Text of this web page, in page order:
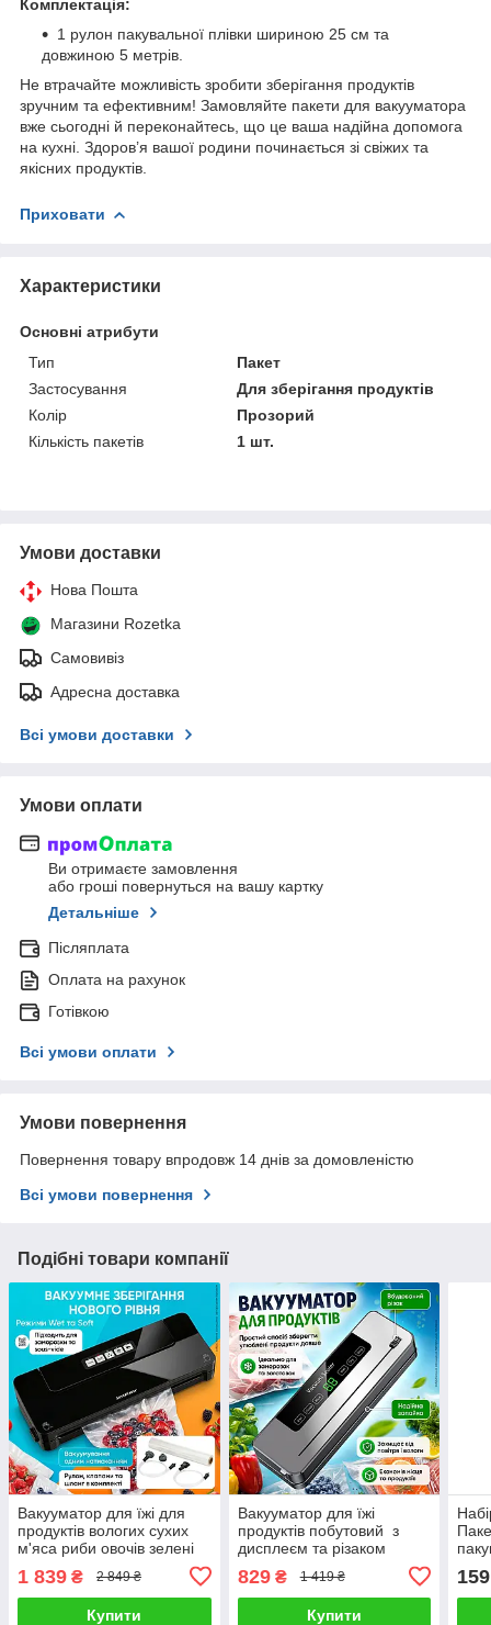
Комплектація:
1 рулон пакувальної плівки шириною 25 см та
довжиною 5 метрів.
Не втрачайте можливість зробити зберігання продуктів
зручним та ефективним! Замовляйте пакети для вакууматора
вже сьогодні й переконайтесь, що це ваша надійна допомога
на кухні. Здоров’я вашої родини починається зі свіжих та
якісних продуктів.
Приховати
Характеристики
Основні атрибути
Тип
Пакет
Застосування
Для зберігання продуктів
Колір
Прозорий
Кількість пакетів
1 шт.
Умови доставки
Нова Пошта
Магазини Rozetka
Самовивіз
Адресна доставка
Всі умови доставки
Умови оплати
Ви отримаєте замовлення
або гроші повернуться на вашу картку
Детальніше
Післяплата
Оплата на рахунок
Готівкою
Всі умови оплати
Умови повернення
Повернення товару впродовж 14 днів за домовленістю
Всі умови повернення
Подібні товари компанії
Вакууматор для їжі для
продуктів вологих сухих
м'яса риби овочів зелені
вакуумний побутовий
пакувальник
1 839 ₴ 2 849 ₴
Купити
Вакууматор для їжі
продуктів побутовий з
дисплеєм та різаком
вакууманий пакувальник
автоматичний для
пакування вакуумування
829₴ 1 419 ₴
Купити
159